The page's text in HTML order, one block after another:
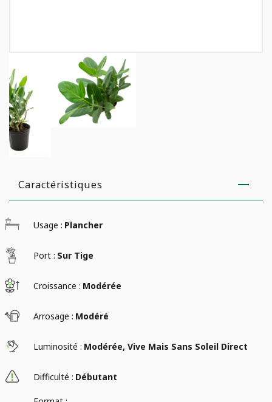
Caractéristiques
Usage : Plancher
Port : Sur Tige
Croissance : Modérée
Arrosage : Modéré
Luminosité : Modérée, Vive Mais Sans Soleil Direct
Difficulté : Débutant